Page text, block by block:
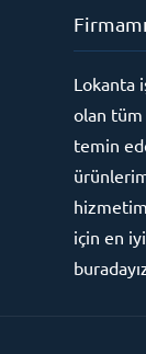
Lokanta
olan
temin
için en